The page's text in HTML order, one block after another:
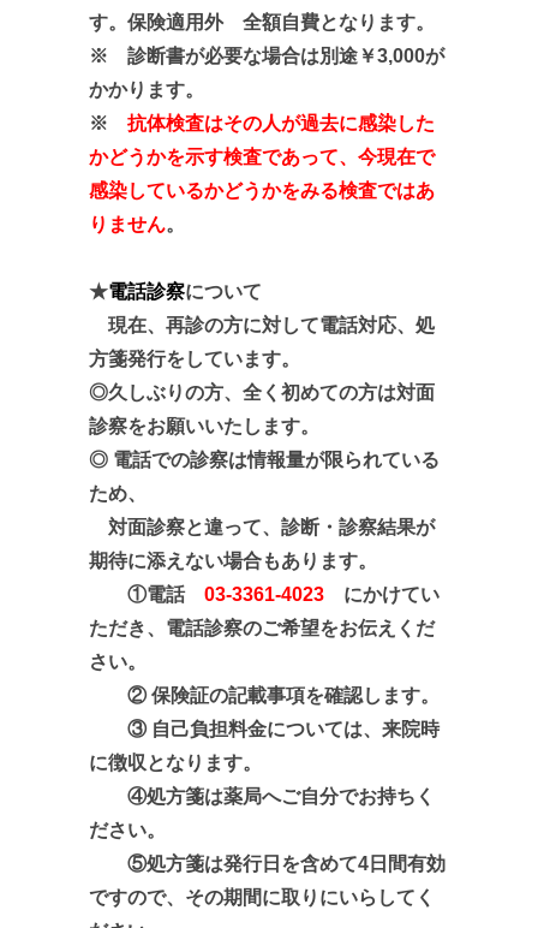
す。保険適用外 全額自費となります。
※ 診断書が必要な場合は別途￥3,000が
かかります。
※ 抗体検査はその人が過去に感染した
かどうかを示す検査であって、今現在で
感染しているかどうかをみる検査ではあ
りません。
★電話診察について
現在、再診の方に対して電話対応、処
方箋発行をしています。
◎久しぶりの方、全く初めての方は対面
診察をお願いいたします。
◎ 電話での診察は情報量が限られている
ため、
対面診察と違って、診断・診察結果が
期待に添えない場合もあります。
①電話 03-3361-4023 にかけてい
ただき、電話診察のご希望をお伝えくだ
さい。
② 保険証の記載事項を確認します。
③ 自己負担料金については、来院時
に徴収となります。
④処方箋は薬局へご自分でお持ちく
ださい。
⑤処方箋は発行日を含めて4日間有効
ですので、その期間に取りにいらしてく